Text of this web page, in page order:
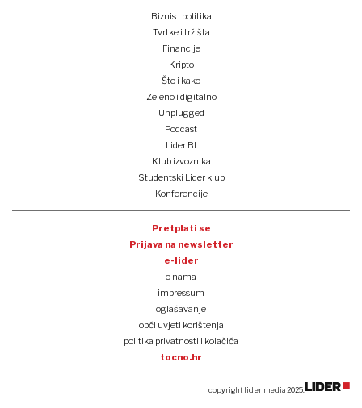
Biznis i politika
Tvrtke i tržišta
Financije
Kripto
Što i kako
Zeleno i digitalno
Unplugged
Podcast
Lider BI
Klub izvoznika
Studentski Lider klub
Konferencije
Pretplati se
Prijava na newsletter
e-lider
o nama
impressum
oglašavanje
opći uvjeti korištenja
politika privatnosti i kolačića
tocno.hr
copyright lider media 2025.